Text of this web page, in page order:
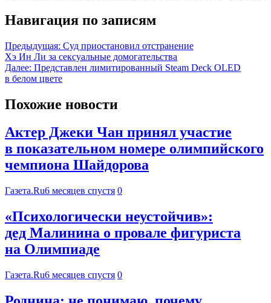
Навигация по записям
Предыдущая: Суд приостановил отстранение
Хэ Ин Ли за сексуальные домогательства
Далее: Представлен лимитированный Steam Deck OLED
в белом цвете
Похожие новости
Актер Джеки Чан принял участие
в показательном номере олимпийского
чемпиона Шайдорова
Газета.Ru6 месяцев спустя 0
«Психологически неустойчив»:
дед Малинина о провале фигуриста
на Олимпиаде
Газета.Ru6 месяцев спустя 0